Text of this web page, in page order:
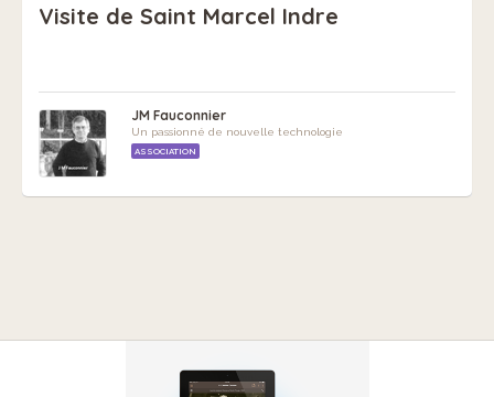
Visite de Saint Marcel Indre
JM Fauconnier
Un passionné de nouvelle technologie
ASSOCIATION